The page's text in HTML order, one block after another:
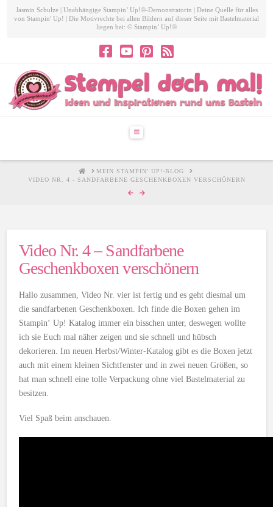
Jasmin Schulze | Unabhängige Stampin’ Up!®-Demonstratorin | Deine Quelle für alles
von Stampin' Up! | Die Motivrechte bei allen Bildern auf dieser Seite mit Bastelmaterial
liegen bei: © Stampin’ Up!®
Navigation
HOMEMEIN STAMPIN' UP!-BLOG
VIDEO NR. 4 - SANDFARBENE GESCHENKBOXEN VERSCHÖNERN
Video Nr. 4 – Sandfarbene
Geschenkboxen verschönern
Hallo zusammen, Video Nr. vier ist fertig und es geht diesmal um
die sandfarbenen Geschenkboxen. Ich finde die Boxen gehen im
Stampin‘ Up! Katalog immer ein bisschen unter, deswegen wollte
ich sie Euch mal näher zeigen und sie schnell und hübsch
dekorieren. Im neuen Herbst/Winter-Katalog gibt es die Boxen jetzt
auch mit einem kleinen Sichtfenster und in zwei neuen Größen, so
hat man schnell eine tolle Verpackung ohne viel Bastelmaterial zu
besitzen.
Viel Spaß beim anschauen.